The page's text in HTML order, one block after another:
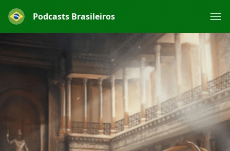
Podcasts Brasileiros